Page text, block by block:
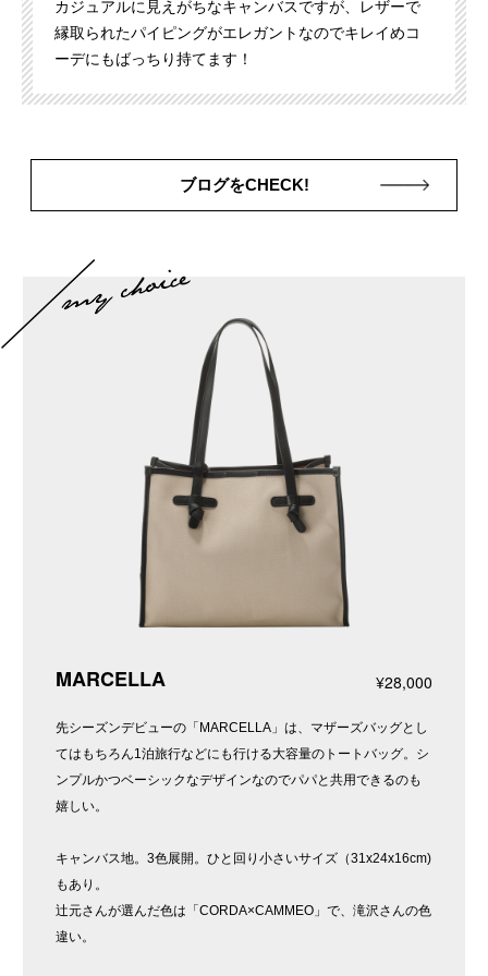
カジュアルに見えがちなキャンバスですが、レザーで
縁取られたパイピングがエレガントなのでキレイめコ
ーデにもばっちり持てます！
ブログをCHECK!
MARCELLA ¥28,000
先シーズンデビューの「MARCELLA」は、マザーズバッグとし
てはもちろん1泊旅行などにも行ける大容量のトートバッグ。シ
ンプルかつベーシックなデザインなのでパパと共用できるのも
嬉しい。
キャンバス地。3色展開。ひと回り小さいサイズ（31x24x16cm)
もあり。
辻元さんが選んだ色は「CORDA×CAMMEO」で、滝沢さんの色
違い。